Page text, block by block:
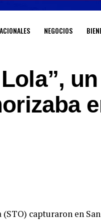
NEGOCIOS
un
capturaron en